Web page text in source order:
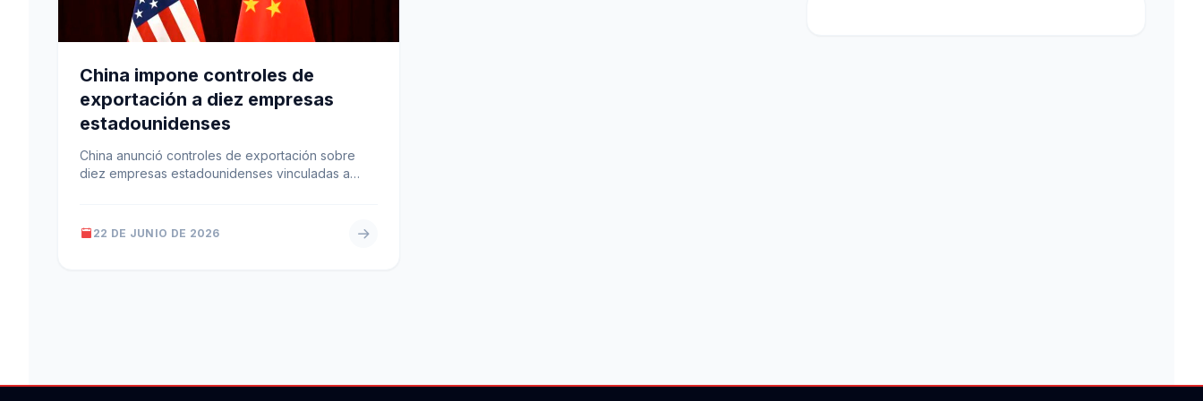
China impone controles de
exportación a diez empresas
estadounidenses
China anunció controles de exportación sobre
diez empresas estadounidenses vinculadas a
22 DE JUNIO DE 2026